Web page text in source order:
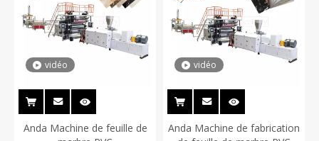
vidéo
Anda Machine de feuille de
vidéo
Anda Machine de fabrication